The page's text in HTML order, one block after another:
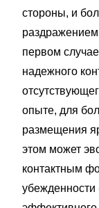
стороны, и
первом
надежного
опыте, для
размещения
этом может
контактным